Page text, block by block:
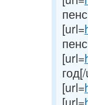
[url=
[url=
[url=